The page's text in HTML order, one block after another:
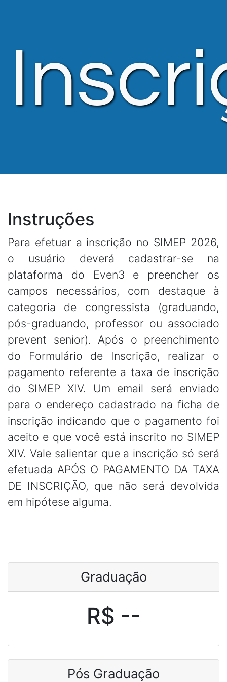
Instruções
Para efetuar a inscrição no SIMEP 2026,
o usuário deverá cadastrar-se na
plataforma do Even3 e preencher os
campos necessários, com destaque à
categoria de congressista (graduando,
pós-graduando, professor ou associado
prevent senior). Após o preenchimento
do Formulário de Inscrição, realizar o
pagamento referente a taxa de inscrição
do SIMEP XIV. Um email será enviado
para o endereço cadastrado na ficha de
inscrição indicando que o pagamento foi
aceito e que você está inscrito no SIMEP
XIV. Vale salientar que a inscrição só será
efetuada APÓS O PAGAMENTO DA TAXA
DE INSCRIÇÃO, que não será devolvida
em hipótese alguma.
Graduação
R$ --
Pós Graduação